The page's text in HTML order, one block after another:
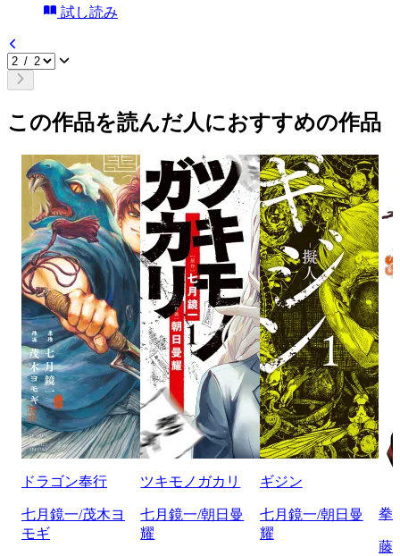
試し読み
この作品を読んだ人におすすめの作品
ドラゴン奉行
七月鏡一/茂木ヨ
モギ
ツキモノガカリ
七月鏡一/朝日曼
耀
ギジン
七月鏡一/朝日曼
耀
拳
藤